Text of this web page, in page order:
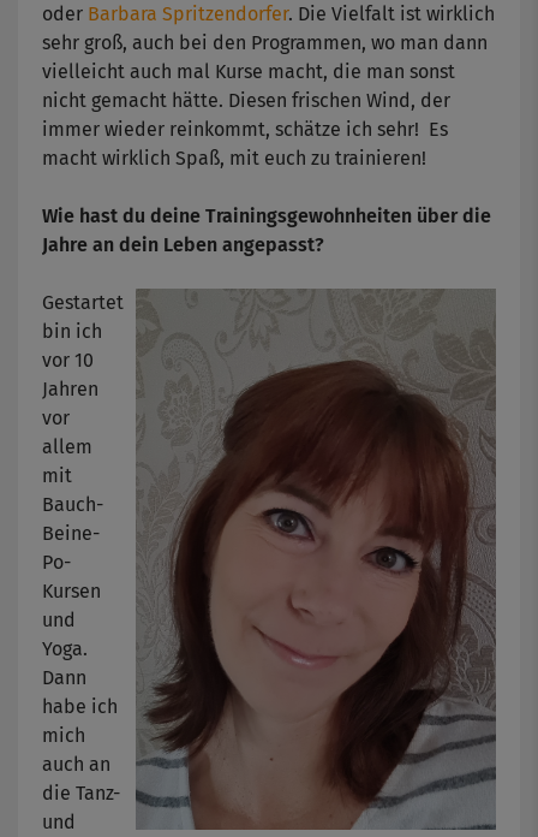
oder Barbara Spritzendorfer. Die Vielfalt ist wirklich
sehr groß, auch bei den Programmen, wo man dann
vielleicht auch mal Kurse macht, die man sonst
nicht gemacht hätte. Diesen frischen Wind, der
immer wieder reinkommt, schätze ich sehr! Es
macht wirklich Spaß, mit euch zu trainieren!
Wie hast du deine Trainingsgewohnheiten über die
Jahre an dein Leben angepasst?
Gestartet
bin ich
vor 10
Jahren
vor
allem
mit
Bauch-
Beine-
Po-
Kursen
und
Yoga.
Dann
habe ich
mich
auch an
die Tanz-
und